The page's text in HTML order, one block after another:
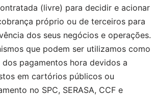
(livre) para decidir e acionar
próprio ou de terceiros para
dos seus negócios e operações.
que podem ser utilizamos como
pagamentos hora devidos a
em cartórios públicos ou
no SPC, SERASA, CCF e